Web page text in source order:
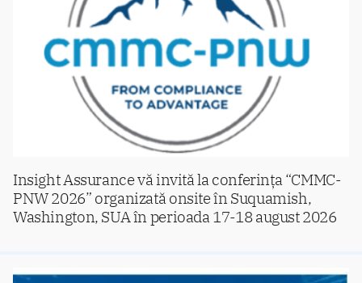
Insight Assurance vă invită la conferința “CMMC-
PNW 2026” organizată onsite în Suquamish,
Washington, SUA în perioada 17-18 august 2026